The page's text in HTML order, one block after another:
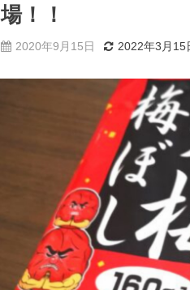
場！！
2020年9月15日 2022年3月15